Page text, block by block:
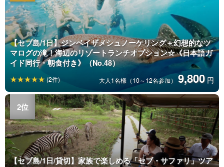
【セブ島/1日】ジンベイザメシュノーケリング＋幻想的なツ
マログの滝！海辺のリゾートランチオプション☆《日本語ガ
イド同行・朝食付き》（No.48）
大人1名様（10～12名参加） 9,800 円
(2件)
【セブ島/1日/貸切】家族で楽しめる「セブ・サファリ」ツア